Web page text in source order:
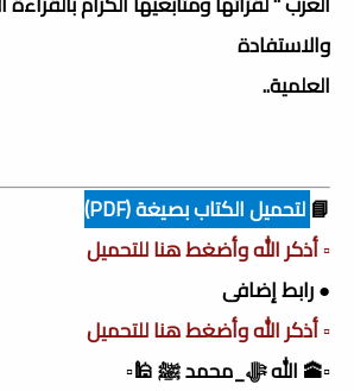
والاستفادة
العلمية..
📘لتحميل الكتاب بصيغة (PDF)
▫️ أذكر الله وأضغط هنا للتحميل
● رابط إضافى
▫️ أذكر الله وأضغط هنا للتحميل
▫️🕋 الله ﷻ_محمد ﷺ 🕌▫️